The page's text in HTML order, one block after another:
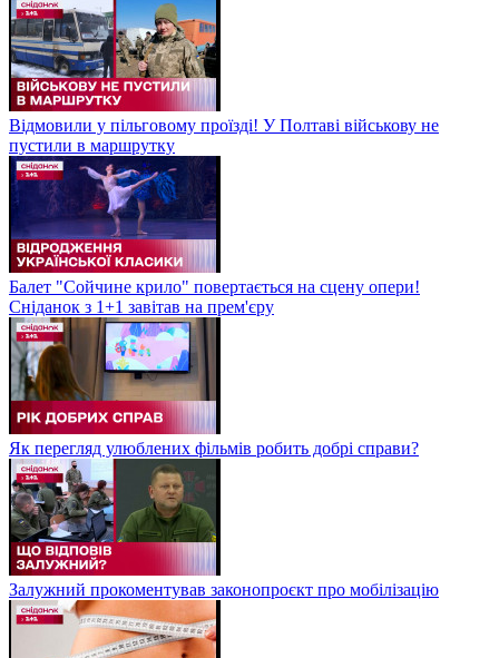
Відмовили у пільговому проїзді! У Полтаві військову не
пустили в маршрутку
Балет "Сойчине крило" повертається на сцену опери!
Сніданок з 1+1 завітав на прем'єру
Як перегляд улюблених фільмів робить добрі справи?
Залужний прокоментував законопроєкт про мобілізацію